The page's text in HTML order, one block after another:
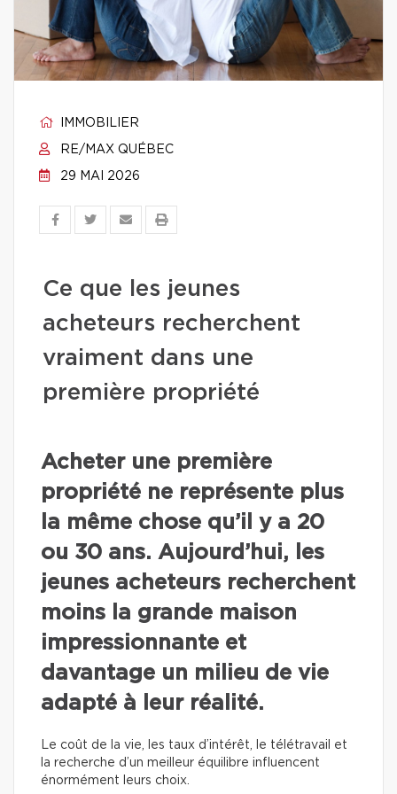
IMMOBILIER
RE/MAX QUÉBEC
29 MAI 2026
Ce que les jeunes
acheteurs recherchent
vraiment dans une
première propriété
Acheter une première
propriété ne représente plus
la même chose qu’il y a 20
ou 30 ans. Aujourd’hui, les
jeunes acheteurs recherchent
moins la grande maison
impressionnante et
davantage un milieu de vie
adapté à leur réalité.
Le coût de la vie, les taux d’intérêt, le télétravail et
la recherche d’un meilleur équilibre influencent
énormément leurs choix.